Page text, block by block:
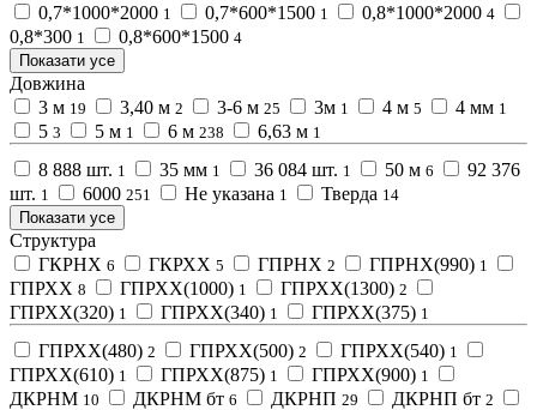
0,7*1000*2000 1 0,7*600*1500 1 0,8*1000*2000 4
0,8*300 1 0,8*600*1500 4
Показати усе
Довжина
3 м 19 3,40 м 2 3-6 м 25 3м 1 4 м 5 4 мм 1
5 3 5 м 1 6 м 238 6,63 м 1
8 888 шт. 1 35 мм 1 36 084 шт. 1 50 м 6
92 376
шт. 1 6000 251 Не указана 1 Тверда 14
Показати усе
Структура
ГКРНХ 6 ГКРХХ 5 ГПРНХ 2 ГПРНХ(990) 1
ГПРХХ 8 ГПРХХ(1000) 1 ГПРХХ(1300) 2
ГПРХХ(320) 1 ГПРХХ(340) 1 ГПРХХ(375) 1
ГПРХХ(480) 2 ГПРХХ(500) 2 ГПРХХ(540) 1
ГПРХХ(610) 1 ГПРХХ(875) 1 ГПРХХ(900) 1
ДКРНМ 10 ДКРНМ бт 6 ДКРНП 29 ДКРНП бт 2